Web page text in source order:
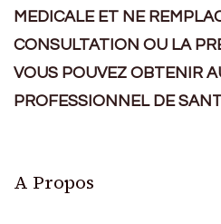
MEDICALE ET NE
CONSULTATION OU LA
VOUS POUVEZ OBTENIR
PROFESSIONNEL DE
A Propos